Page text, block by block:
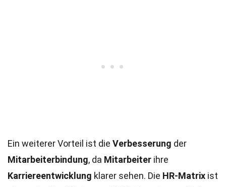
Ein weiterer Vorteil ist die Verbesserung der
Mitarbeiterbindung, da Mitarbeiter ihre
Karriereentwicklung klarer sehen. Die HR-Matrix ist